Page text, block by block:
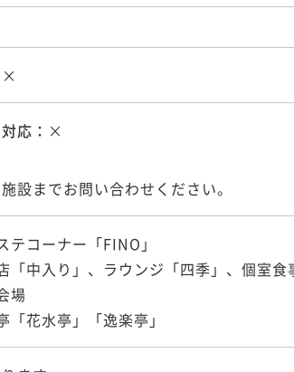
×
応： ×
設までお問い合わせください。
テコーナー「FINO」
中入り」、ラウンジ「四季」、個室食
場
花水亭」「逸楽亭」